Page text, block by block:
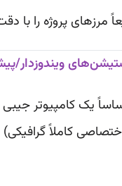
مرزهای پروژه را با
ویندوزدار/
یک کامپیوتر جیبی